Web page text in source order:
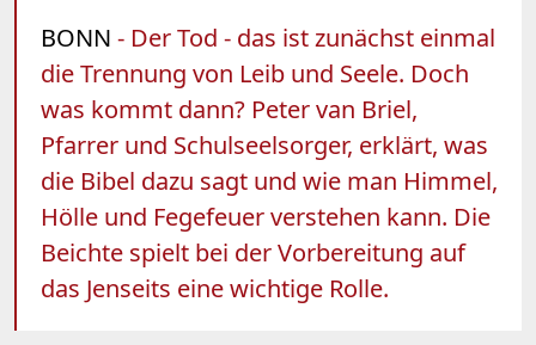
BONN - Der Tod - das ist zunächst einmal
die Trennung von Leib und Seele. Doch
was kommt dann? Peter van Briel,
Pfarrer und Schulseelsorger, erklärt, was
die Bibel dazu sagt und wie man Himmel,
Hölle und Fegefeuer verstehen kann. Die
Beichte spielt bei der Vorbereitung auf
das Jenseits eine wichtige Rolle.